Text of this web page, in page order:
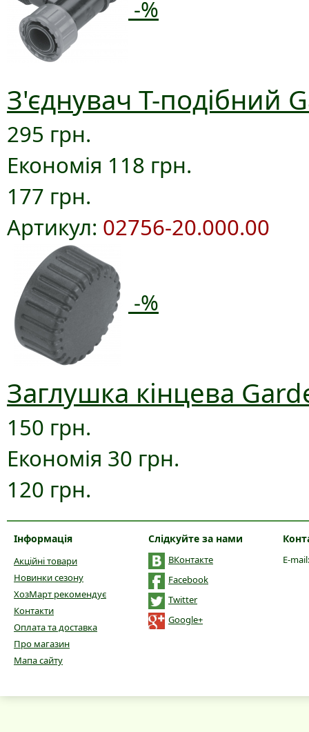
-%
З'єднувач T-подібний
295 грн.
Економія 118 грн.
177 грн.
Артикул: 02756-20.000.00
-%
Заглушка кінцева
150 грн.
Економія 30 грн.
120 грн.
Інформація
Акційні товари
Новинки сезону
ХозМарт рекомендує
Контакти
Оплата та доставка
Про магазин
Мапа сайту
Слідкуйте за нами
ВКонтакте
Facebook
Twitter
Google+
E-